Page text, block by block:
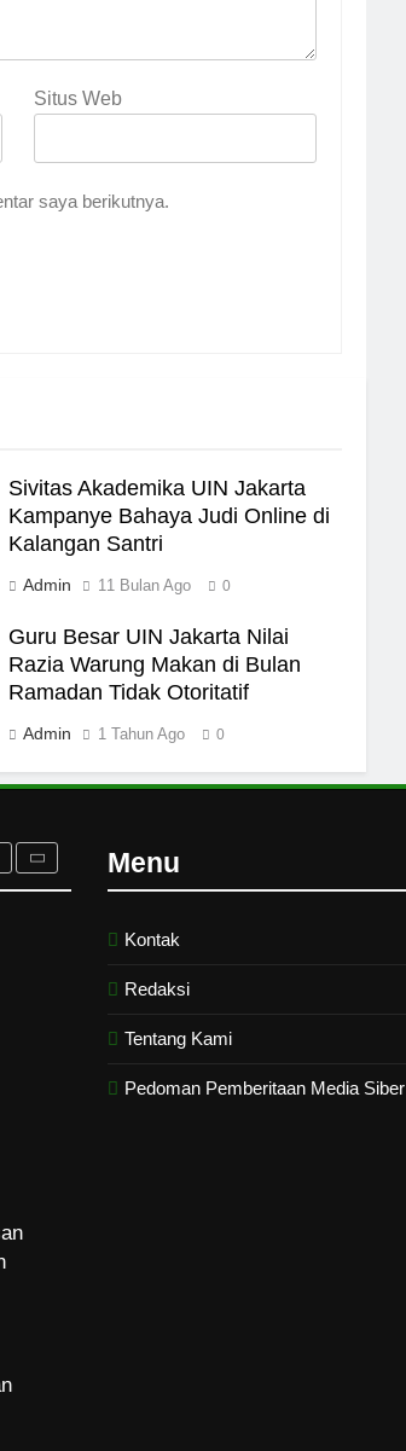
Situs Web
saya berikutnya.
Sivitas Akademika UIN Jakarta
Kampanye Bahaya Judi Online di
Kalangan Santri
Admin 11 Bulan Ago 0
Guru Besar UIN Jakarta Nilai
Razia Warung Makan di Bulan
Ramadan Tidak Otoritatif
Admin 1 Tahun Ago 0
Menu
Kontak
Redaksi
Tentang Kami
Pedoman Pemberitaan Media Siber